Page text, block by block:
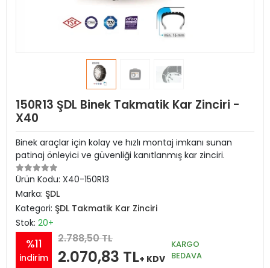
150R13 ŞDL Binek Takmatik Kar Zinciri -
X40
Binek araçlar için kolay ve hızlı montaj imkanı sunan
patinaj önleyici ve güvenliği kanıtlanmış kar zinciri.
Ürün Kodu: X40-150R13
Marka: ŞDL
Kategori: ŞDL Takmatik Kar Zinciri
Stok: 20+
%11
indirim
2.788,50 TL
2.070,83 TL+ KDV
KARGO
BEDAVA